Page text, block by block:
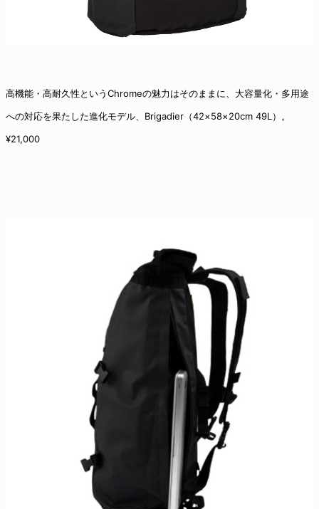
高機能・高耐久性というChromeの魅力はそのままに、大容量化・多用途
への対応を果たした進化モデル、Brigadier（42×58×20cm 49L）。
¥21,000